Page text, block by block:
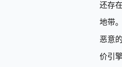
还存
地带
恶意
价引